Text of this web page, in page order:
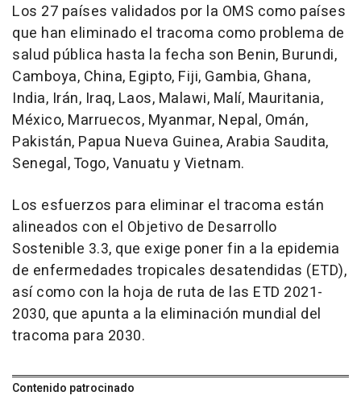
Los 27 países validados por la OMS como países
que han eliminado el tracoma como problema de
salud pública hasta la fecha son Benin, Burundi,
Camboya, China, Egipto, Fiji, Gambia, Ghana,
India, Irán, Iraq, Laos, Malawi, Malí, Mauritania,
México, Marruecos, Myanmar, Nepal, Omán,
Pakistán, Papua Nueva Guinea, Arabia Saudita,
Senegal, Togo, Vanuatu y Vietnam.
Los esfuerzos para eliminar el tracoma están
alineados con el Objetivo de Desarrollo
Sostenible 3.3, que exige poner fin a la epidemia
de enfermedades tropicales desatendidas (ETD),
así como con la hoja de ruta de las ETD 2021-
2030, que apunta a la eliminación mundial del
tracoma para 2030.
Contenido patrocinado